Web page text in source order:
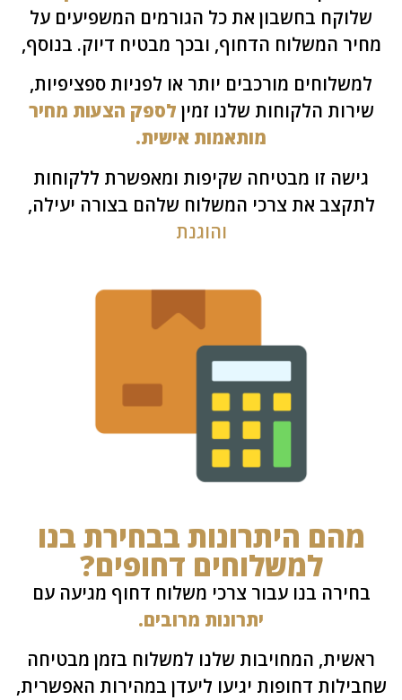
בחשבון את כל הגורמים המשפיעים על
המשלוח הדחוף, ובכך מבטיח דיוק. בנוסף,
מורכבים יותר או לפניות ספציפיות,
הלקוחות שלנו זמין לספק הצעות מחיר
מותאמות אישית.
זו מבטיחה שקיפות ומאפשרת ללקוחות
את צרכי המשלוח שלהם בצורה יעילה,
והוגנת
מהם היתרונות בבחירת בנו
למשלוחים דחופים?
בנו עבור צרכי משלוח דחוף מגיעה עם
יתרונות מרובים.
המחויבות שלנו למשלוח בזמן מבטיחה
דחופות יגיעו ליעדן במהירות האפשרית,